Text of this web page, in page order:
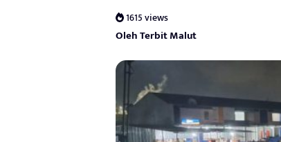
1615 views
Oleh Terbit Malut